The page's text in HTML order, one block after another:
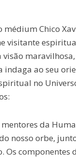
Chico
visitante
ao seu
no
da
nosso orbe,
componentes